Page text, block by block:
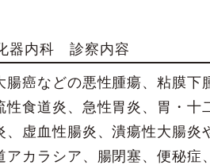
器内科 診察内容
腸癌などの悪性腫瘍、粘膜下
性食道炎、急性胃炎、胃・十
、虚血性腸炎、潰瘍性大腸炎
アカラシア、腸閉塞、便秘症